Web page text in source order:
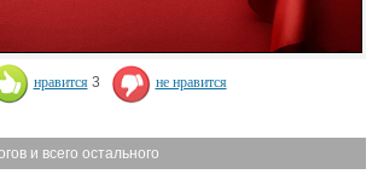
нравится 3 не нравится
и всего остального